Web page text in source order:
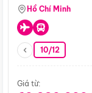
Hồ Chí Minh
10/12
Giá từ: